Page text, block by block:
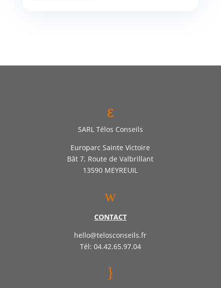
ε
SARL Télos Conseils
Europarc Sainte Victoire
Bât 7, Route de Valbrillant
13590 MEYREUIL
w
CONTACT
hello@telosconseils.fr
Tél: 04.42.65.97.04
}